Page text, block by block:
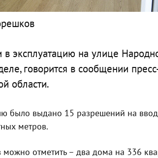
эксплуатацию на улице
говорится в сообщении
области.
было выдано 15 разрешений на ввод
метров.
отметить – два дома на 336